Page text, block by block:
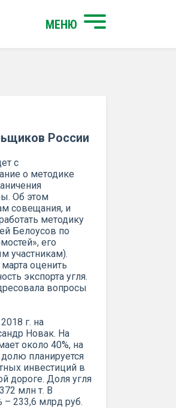
МЕНЮ
России
с
о методике
Об этом
совещания, и
методику
Белоусов по
его
участникам).
оценить
экспорта угля.
вопросы
г. на
Новак. На
около 40%, на
планируется
инвестиций в
дороге. Доля угля
млн т. В
– 233,6 млрд руб.